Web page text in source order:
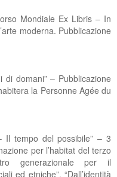
Mondiale Ex Libris – In
moderna. Pubblicazione
domani” – Pubblicazione
la Personne Agée du
Il tempo del possibile” – 3
per l’habitat del terzo
generazionale per il
ed etniche”, “Dall’identità